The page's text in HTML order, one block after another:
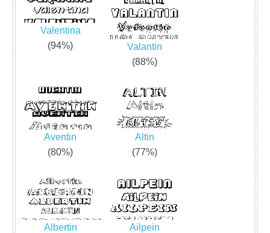
Valentina
(94%)
Valantin
(88%)
Aventin
(80%)
Altin
(77%)
Albertin
Ailpein